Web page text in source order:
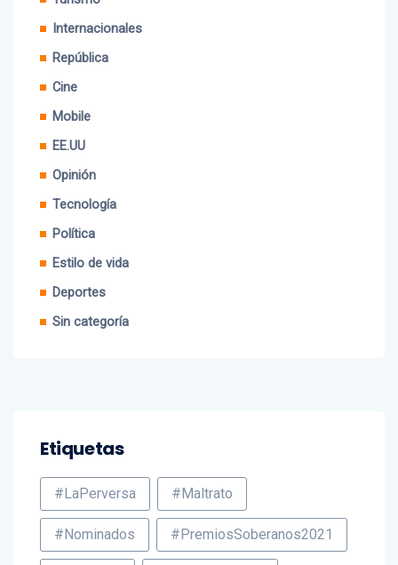
Internacionales
República
Cine
Mobile
EE.UU
Opinión
Tecnología
Política
Estilo de vida
Deportes
Sin categoría
Etiquetas
#LaPerversa #Maltrato
#Nominados #PremiosSoberanos2021